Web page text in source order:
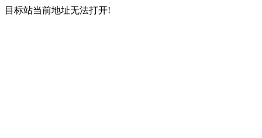
目标站当前地址无法打开!